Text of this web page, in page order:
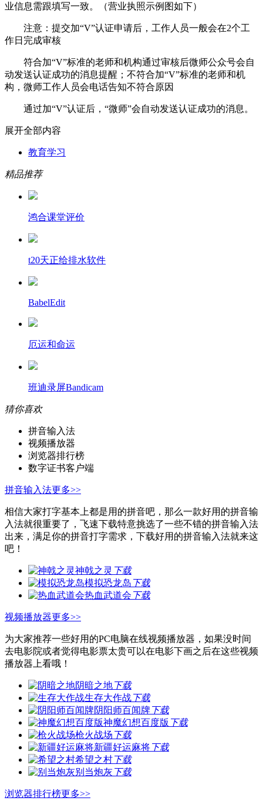
业信息需跟填写一致。（营业执照示例图如下）
注意：提交加“V”认证申请后，工作人员一般会在2个工
作日完成审核
符合加“V”标准的老师和机构通过审核后微师公众号会自
动发送认证成功的消息提醒；不符合加“V”标准的老师和机
构，微师工作人员会电话告知不符合原因
通过加“V”认证后，“微师”会自动发送认证成功的消息。
展开全部内容
教育学习
精品推荐
鸿合课堂评价
t20天正给排水软件
BabelEdit
厄运和命运
班迪录屏Bandicam
猜你喜欢
拼音输入法
视频播放器
浏览器排行榜
数字证书客户端
拼音输入法更多>>
相信大家打字基本上都是用的拼音吧，那么一款好用的拼音输
入法就很重要了，飞速下载特意挑选了一些不错的拼音输入法
出来，满足你的拼音打字需求，下载好用的拼音输入法就来这
吧！
神戟之灵 下载
模拟恐龙岛 下载
热血武道会 下载
视频播放器更多>>
为大家推荐一些好用的PC电脑在线视频播放器，如果没时间
去电影院或者觉得电影票太贵可以在电影下画之后在这些视频
播放器上看哦！
阴暗之地下载
生存大作战下载
阴阳师百闻牌下载
神魔幻想百度版 下载
枪火战场 下载
新疆好运麻将下载
希望之村下载
别当炮灰 下载
浏览器排行榜更多>>